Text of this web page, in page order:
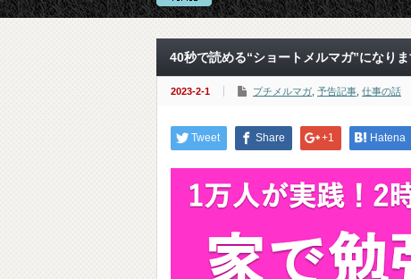
40秒で読める“ショートメルマガ”になり
2023-2-1 プチメルマガ 予告記事 仕事の話
Tweet Share +1 Hatena